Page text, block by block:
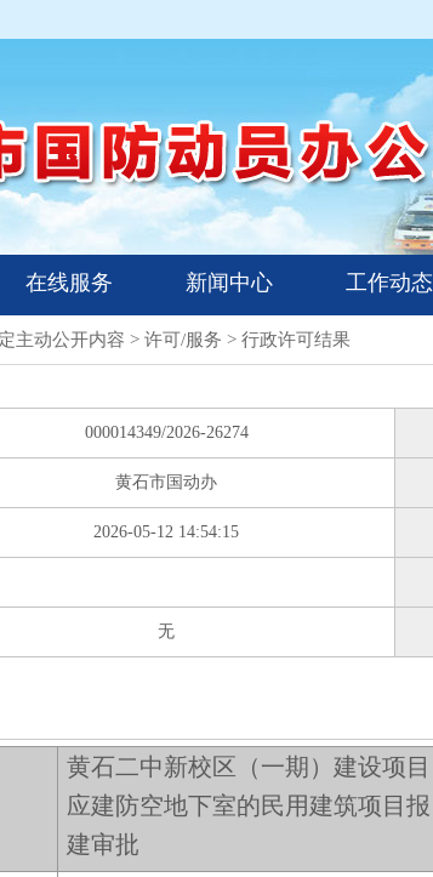
在线服务 新闻中心 工作动态
主动公开内容 > 许可/服务 > 行政许可结果
000014349/2026-26274
黄石市国动办
2026-05-12 14:54:15
无
黄石二中新校区（一期）建设项目
应建防空地下室的民用建筑项目报
建审批